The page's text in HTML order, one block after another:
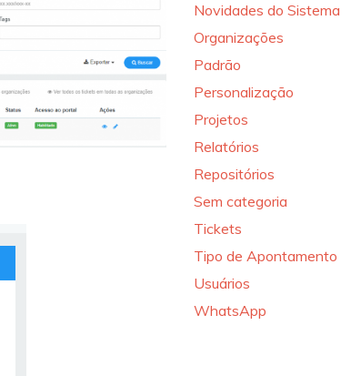
Novidades do Sistema
Organizações
Padrão
Personalização
Projetos
Relatórios
Repositórios
Sem categoria
Tickets
Tipo de Apontamento
Usuários
WhatsApp